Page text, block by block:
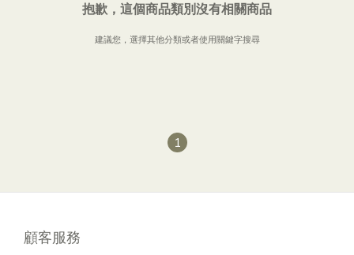
抱歉，這個商品類別沒有相關商品
建議您，選擇其他分類或者使用關鍵字搜尋
1
顧客服務